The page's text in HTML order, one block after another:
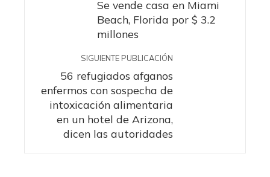
Se vende casa en Miami
Beach, Florida por $ 3.2
millones
SIGUIENTE PUBLICACIÓN
56 refugiados afganos
enfermos con sospecha de
intoxicación alimentaria
en un hotel de Arizona,
dicen las autoridades